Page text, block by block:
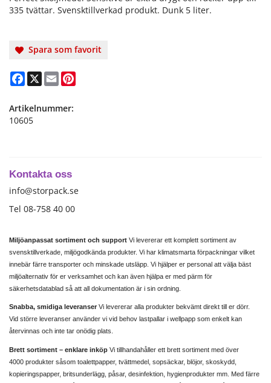
335 tvättar. Svensktillverkad produkt. Dunk 5 liter.
Spara som favorit
Facebook
X Email
Artikelnummer:
10605
Kontakta oss
info@storpack.se
Tel 08-758 40 00
Miljöanpassat sortiment och support Vi levererar ett komplett sortiment av
svensktillverkade, miljögodkända produkter. Vi har klimatsmarta förpackningar vilket
innebär färre transporter och minskade utsläpp. Vi hjälper er personal att välja bäst
miljöalternativ för er verksamhet och kan även hjälpa er med pärm för
säkerhetsdatablad så att all dokumentation är i sin ordning.
Snabba, smidiga leveranser Vi levererar alla produkter bekvämt direkt till er dörr.
Vid större leveranser använder vi vid behov lastpallar i wellpapp som enkelt kan
återvinnas och inte tar onödig plats.
Brett sortiment – enklare inköp Vi tillhandahåller ett brett sortiment med över
4000 produkter såsom toalettpapper, tvättmedel, sopsäckar, blöjor, skoskydd,
kopieringspapper, britsunderlägg, påsar, desinfektion, hygienprodukter mm. Med färre